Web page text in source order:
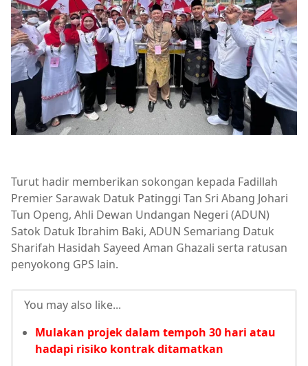
Turut hadir memberikan sokongan kepada Fadillah
Premier Sarawak Datuk Patinggi Tan Sri Abang Johari
Tun Openg, Ahli Dewan Undangan Negeri (ADUN)
Satok Datuk Ibrahim Baki, ADUN Semariang Datuk
Sharifah Hasidah Sayeed Aman Ghazali serta ratusan
penyokong GPS lain.
You may also like...
Mulakan projek dalam tempoh 30 hari atau
hadapi risiko kontrak ditamatkan